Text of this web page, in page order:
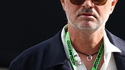
Ліги Чемпіонів
>>>